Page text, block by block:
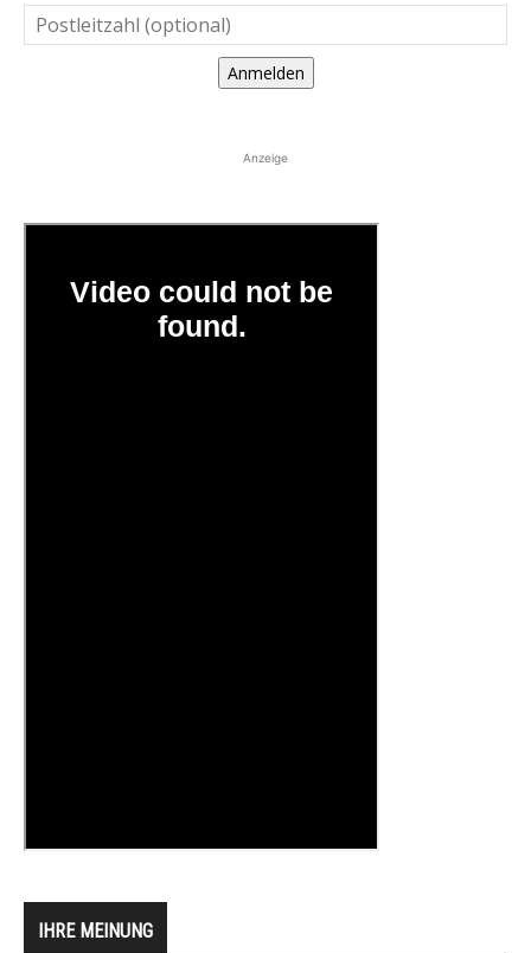
Anmelden
Anzeige
IHRE MEINUNG